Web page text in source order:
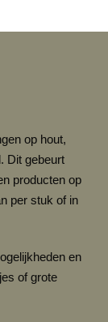
op hout,
Dit gebeurt
producten op
per stuk of in
en
of grote